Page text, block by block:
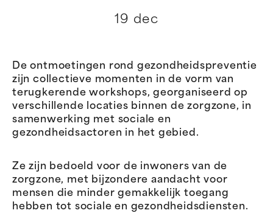
19 dec
De ontmoetingen rond gezondheidspreventie
zijn collectieve momenten in de vorm van
terugkerende workshops, georganiseerd op
verschillende locaties binnen de zorgzone, in
samenwerking met sociale en
gezondheidsactoren in het gebied.
Ze zijn bedoeld voor de inwoners van de
zorgzone, met bijzondere aandacht voor
mensen die minder gemakkelijk toegang
hebben tot sociale en gezondheidsdiensten.